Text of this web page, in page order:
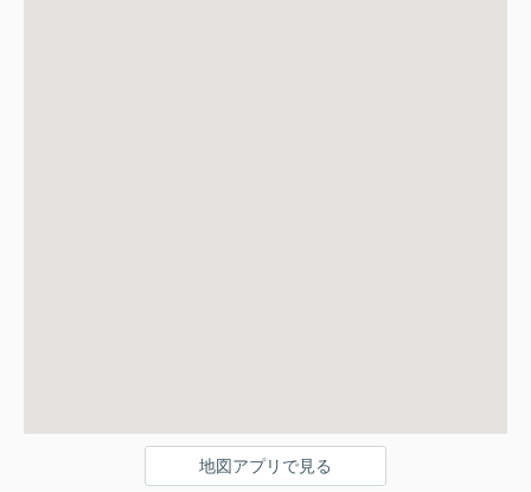
地図アプリで見る